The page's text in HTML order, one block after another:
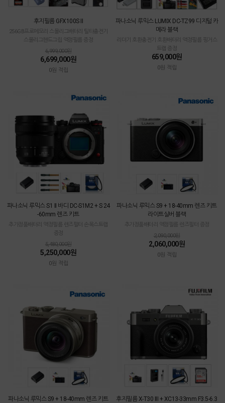
후지필름 GFX100S II
256GB프로메모리 스몰리그배터리 틸타충전기
스몰리그핸드그립 액정필름 증정
6,999,000원
6,699,000원
0원 적립
파나소닉 루믹스 LUMIX DC-TZ99 디지털 카
메라 블랙
리더기 호환충전기 호환배터리 액정필름 핑거스
트랩 증정
659,000원
0원 적립
파나소닉 루믹스 S1 II 바디 DC-S1M2 + S 24
-60mm 렌즈 키트
추가정품배터리 액정필름 렌즈필터 손목스트랩
증정
5,480,000원
5,250,000원
0원 적립
파나소닉 루믹스 S9 + 18-40mm 렌즈 키트
라이트실버 블랙
추가정품배터리 액정필름 렌즈필터 증정
2,090,000원
2,060,000원
0원 적립
파나소닉 루믹스 S9 + 18-40mm 렌즈 키트
후지필름 X-T30 III + XC13-33mm F3.5-6.3